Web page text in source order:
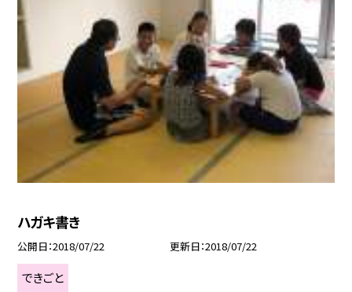
ハガキ書き
公開日 2018/07/22 更新日 2018/07/22
できごと